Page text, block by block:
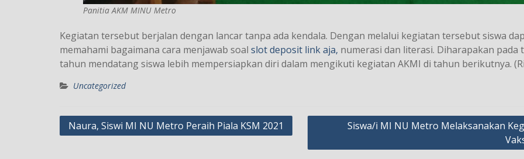
Panitia AKM MINU Metro
Kegiatan tersebut berjalan dengan lancar tanpa ada kendala. Dengan melalui kegiatan tersebut siswa
memahami bagaimana cara menjawab soal slot deposit link aja, numerasi dan literasi. Diharapakan pada
tahun mendatang siswa lebih mempersiapkan diri dalam mengikuti kegiatan AKMI di tahun berikutnya.
Uncategorized
Post
Naura, Siswi MI NU Metro Peraih Piala KSM 2021
Siswa/i MI NU Metro Melaksanakan